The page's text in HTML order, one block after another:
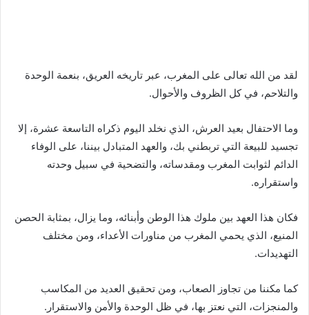
لقد من الله تعالى على المغرب، عبر تاريخه العريق، بنعمة الوحدة
والتلاحم، في كل الظروف والأحوال.
وما الاحتفال بعيد العرش، الذي نخلد اليوم ذكراه التاسعة عشرة، إلا
تجسيد للبيعة التي تربطني بك، والعهد المتبادل بيننا، على الوفاء
الدائم لثوابت المغرب ومقدساته، والتضحية في سبيل وحدته
واستقراره.
فكان هذا العهد بين ملوك هذا الوطن وأبنائه، وما يزال، بمثابة الحصن
المنيع، الذي يحمي المغرب من مناورات الأعداء، ومن مختلف
التهديدات.
كما مكننا من تجاوز الصعاب، ومن تحقيق العديد من المكاسب
والمنجزات، التي نعتز بها، في ظل الوحدة والأمن والاستقرار.